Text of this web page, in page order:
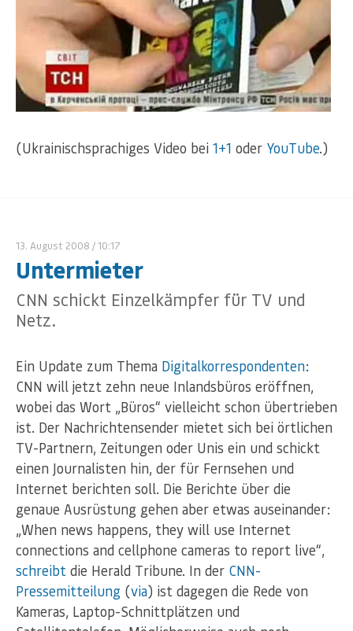
(Ukrainischsprachiges Video bei 1+1 oder YouTube.)
13. August 2008 / 10:17
Untermieter
CNN schickt Einzelkämpfer für TV und
Netz.
Ein Update zum Thema Digitalkorrespondenten:
CNN will jetzt zehn neue Inlandsbüros eröffnen,
wobei das Wort „Büros“ vielleicht schon übertrieben
ist. Der Nachrichtensender mietet sich bei örtlichen
TV-Partnern, Zeitungen oder Unis ein und schickt
einen Journalisten hin, der für Fernsehen und
Internet berichten soll. Die Berichte über die
genaue Ausrüstung gehen aber etwas auseinander:
„When news happens, they will use Internet
connections and cellphone cameras to report live“,
schreibt die Herald Tribune. In der CNN-
Pressemitteilung (via) ist dagegen die Rede von
Kameras, Laptop-Schnittplätzen und